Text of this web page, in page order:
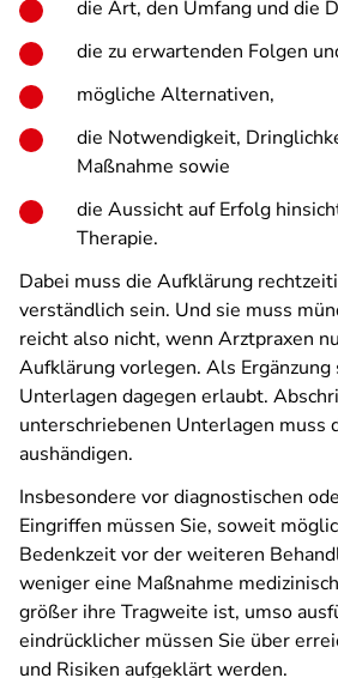
die Art, den Umfang und die
die zu erwartenden Folgen
mögliche Alternativen,
die Notwendigkeit,
Maßnahme sowie
die Aussicht auf Erfolg
Therapie.
Dabei muss die Aufklärung
verständlich sein. Und sie muss
reicht also nicht, wenn Arztpraxen
Aufklärung vorlegen. Als
Unterlagen dagegen erlaubt.
unterschriebenen Unterlagen muss
aushändigen.
Insbesondere vor diagnostischen
Eingriffen müssen Sie, soweit
Bedenkzeit vor der weiteren
weniger eine Maßnahme
größer ihre Tragweite ist, umso
eindrücklicher müssen Sie über
und Risiken aufgeklärt werden.